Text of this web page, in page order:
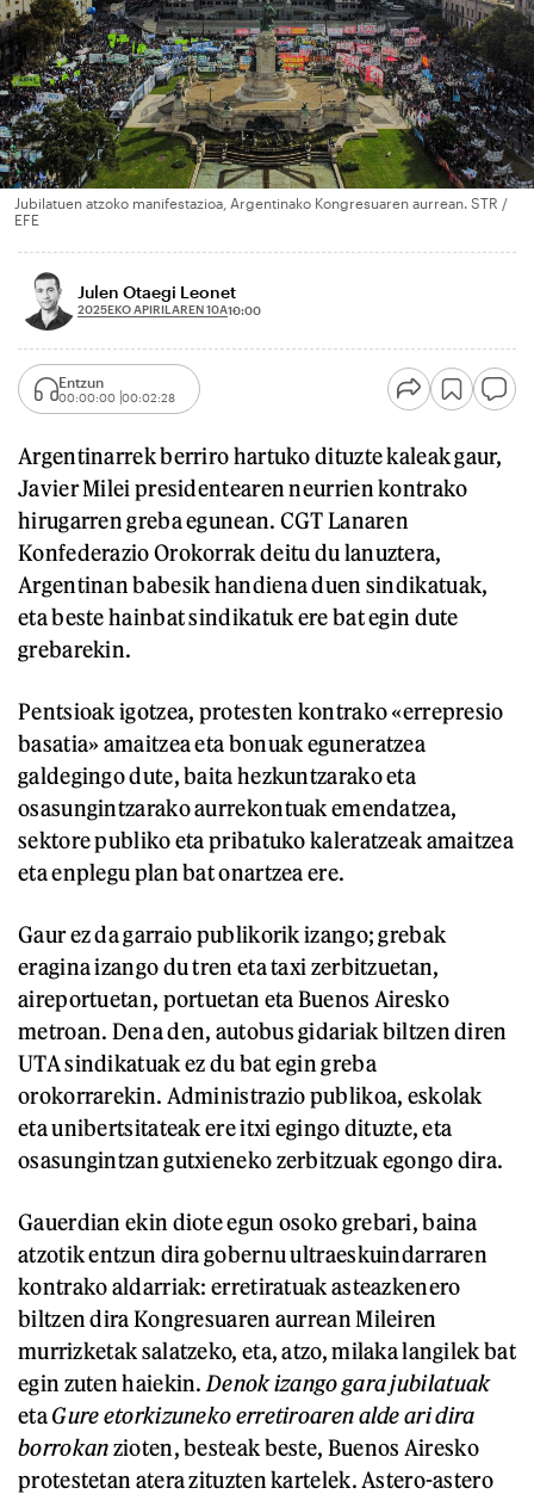
Jubilatuen atzoko manifestazioa, Argentinako Kongresuaren aurrean. STR /
EFE
Julen Otaegi Leonet
2025EKO APIRILAREN 10A10:00
Entzun
00:00:00 00:02:28
Argentinarrek berriro hartuko dituzte kaleak gaur,
Javier Milei presidentearen neurrien kontrako
hirugarren greba egunean. CGT Lanaren
Konfederazio Orokorrak deitu du lanuztera,
Argentinan babesik handiena duen sindikatuak,
eta beste hainbat sindikatuk ere bat egin dute
grebarekin.
Pentsioak igotzea, protesten kontrako «errepresio
basatia» amaitzea eta bonuak eguneratzea
galdegingo dute, baita hezkuntzarako eta
osasungintzarako aurrekontuak emendatzea,
sektore publiko eta pribatuko kaleratzeak amaitzea
eta enplegu plan bat onartzea ere.
Gaur ez da garraio publikorik izango; grebak
eragina izango du tren eta taxi zerbitzuetan,
aireportuetan, portuetan eta Buenos Airesko
metroan. Dena den, autobus gidariak biltzen diren
UTA sindikatuak ez du bat egin greba
orokorrarekin. Administrazio publikoa, eskolak
eta unibertsitateak ere itxi egingo dituzte, eta
osasungintzan gutxieneko zerbitzuak egongo dira.
Gauerdian ekin diote egun osoko grebari, baina
atzotik entzun dira gobernu ultraeskuindarraren
kontrako aldarriak: erretiratuak asteazkenero
biltzen dira Kongresuaren aurrean Mileiren
murrizketak salatzeko, eta, atzo, milaka langilek bat
egin zuten haiekin. Denok izango gara jubilatuak
etaGure etorkizuneko erretiroaren alde ari dira
borrokanzioten, besteak beste, Buenos Airesko
protestetan atera zituzten kartelek. Astero-astero